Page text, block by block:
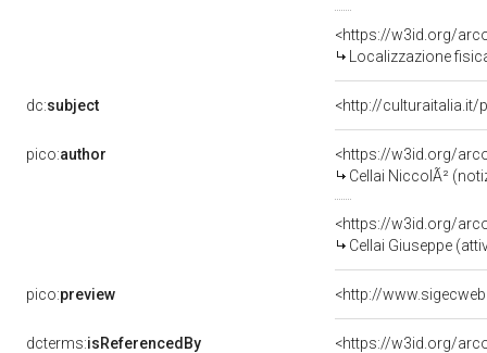
<https://w3id.org/
Localizzazione
dc:subject <http://
pico:author
<https://w3id.org/
Cellai NiccolÃ²
<https://w3id.org/
Cellai Giuseppe
pico:preview <http://
dcterms:isReferencedBy
<https://w3id.org/